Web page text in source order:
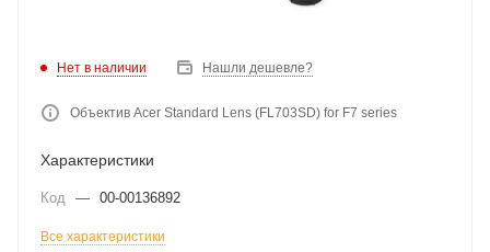
Нет в наличии Нашли дешевле?
Объектив Acer Standard Lens (FL703SD) for F7 series
Характеристики
Код — 00-00136892
Все характеристики